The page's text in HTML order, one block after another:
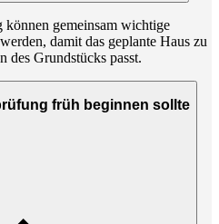
können gemeinsam wichtige
damit das geplante Haus zu
des Grundstücks passt.
früh beginnen sollte